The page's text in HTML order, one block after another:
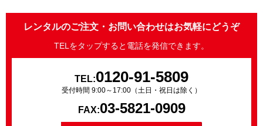
レンタルのご注文・お問い合わせはお気軽にどうぞ
TELをタップすると電話を発信できます。
TEL:0120-91-5809
受付時間 9:00～17:00（土日・祝日は除く）
FAX:03-5821-0909